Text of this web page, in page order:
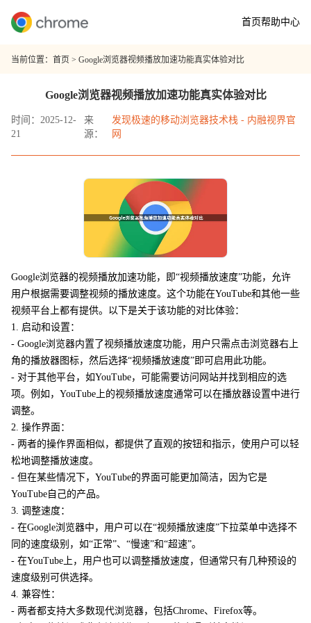
首页帮助中心
当前位置： 首页 > Google浏览器视频播放加速功能真实体验对比
Google浏览器视频播放加速功能真实体验对比
时间：2025-12-
21
来
源：
发现极速的移动浏览器技术栈 - 内融视界官
网
Google浏览器的视频播放加速功能，即“视频播放速度”功能，允许
用户根据需要调整视频的播放速度。这个功能在YouTube和其他一些
视频平台上都有提供。以下是关于该功能的对比体验：
1. 启动和设置：
- Google浏览器内置了视频播放速度功能，用户只需点击浏览器右上
角的播放器图标，然后选择“视频播放速度”即可启用此功能。
- 对于其他平台，如YouTube，可能需要访问网站并找到相应的选
项。例如，YouTube上的视频播放速度通常可以在播放器设置中进行
调整。
2. 操作界面：
- 两者的操作界面相似，都提供了直观的按钮和指示，使用户可以轻
松地调整播放速度。
- 但在某些情况下，YouTube的界面可能更加简洁，因为它是
YouTube自己的产品。
3. 调整速度：
- 在Google浏览器中，用户可以在“视频播放速度”下拉菜单中选择不
同的速度级别，如“正常”、“慢速”和“超速”。
- 在YouTube上，用户也可以调整播放速度，但通常只有几种预设的
速度级别可供选择。
4. 兼容性：
- 两者都支持大多数现代浏览器，包括Chrome、Firefox等。